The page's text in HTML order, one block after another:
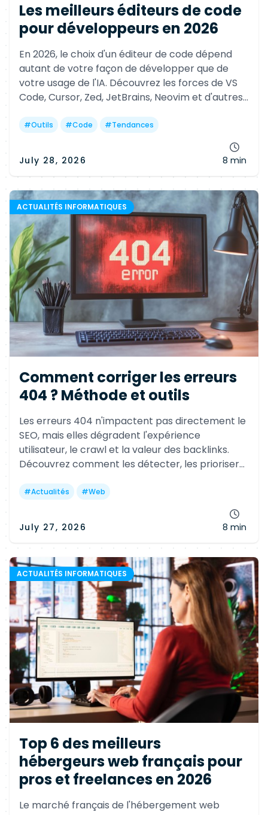
Les meilleurs éditeurs de code
pour développeurs en 2026
En 2026, le choix d'un éditeur de code dépend
autant de votre façon de développer que de
votre usage de l'IA. Découvrez les forces de VS
Code, Cursor, Zed, JetBrains, Neovim et d'autres
votre profil.
#Outils #Code #Tendances
July 28, 2026 8 min
ACTUALITÉS INFORMATIQUES
Comment corriger les erreurs
404 ? Méthode et outils
Les erreurs 404 n'impactent pas directement le
SEO, mais elles dégradent l'expérience
utilisateur, le crawl et la valeur des backlinks.
Découvrez comment les détecter, les prioriser
et les bonnes pratiques.
#Actualités #Web
July 27, 2026 8 min
ACTUALITÉS INFORMATIQUES
Top 6 des meilleurs
hébergeurs web français pour
pros et freelances en 2026
Le marché français de l'hébergement web